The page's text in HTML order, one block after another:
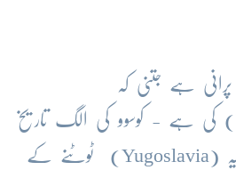
ہے جتنی کہ
) کی ہے - کوسوو کی الگ تاریخ
Yugoslavia ) ٹوٹنے کے